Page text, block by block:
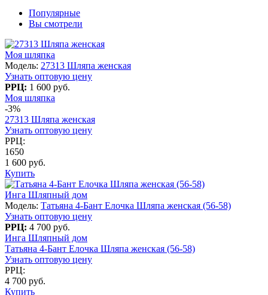
Популярные
Вы смотрели
Моя шляпка
Модель: 27313 Шляпа женская
Узнать оптовую цену
РРЦ: 1 600 руб.
Моя шляпка
-3%
27313 Шляпа женская
Узнать оптовую цену
РРЦ:
1650
1 600 руб.
Купить
Инга Шляпный дом
Модель: Татьяна 4-Бант Елочка Шляпа женская (56-58)
Узнать оптовую цену
РРЦ: 4 700 руб.
Инга Шляпный дом
Татьяна 4-Бант Елочка Шляпа женская (56-58)
Узнать оптовую цену
РРЦ:
4 700 руб.
Купить